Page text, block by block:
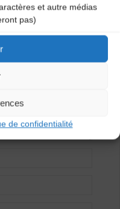
et autre médias
pas)
de confidentialité
Les champs